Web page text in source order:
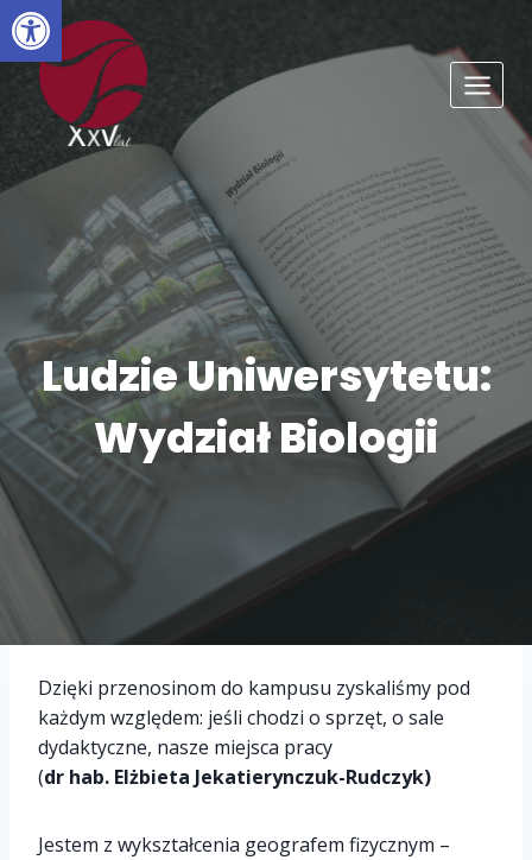
Przejdź
do
treści
Ludzie Uniwersytetu:
Wydział Biologii
Dzięki przenosinom do kampusu zyskaliśmy pod
każdym względem: jeśli chodzi o sprzęt, o sale
dydaktyczne, nasze miejsca pracy
(dr hab. Elżbieta Jekatierynczuk-Rudczyk)
Jestem z wykształcenia geografem fizycznym –